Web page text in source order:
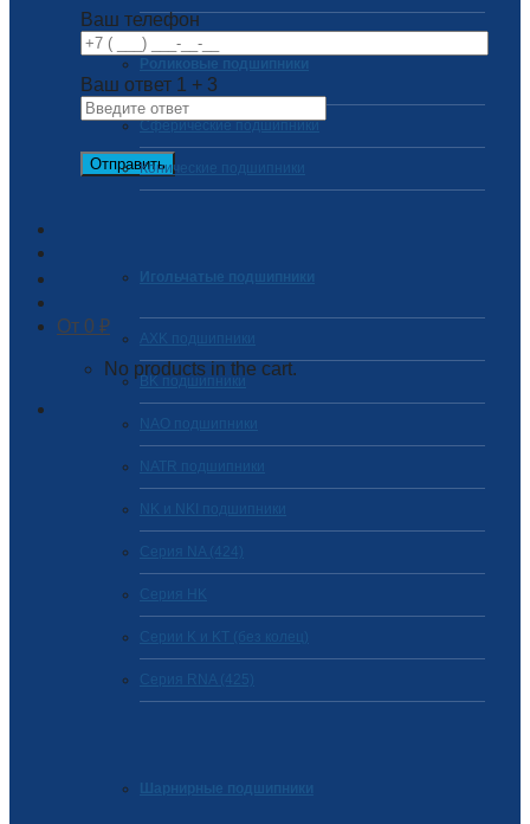
Ваш телефон
Ваш ответ 1 + 3
0 ₽
No products in the cart.
Роликовые подшипники
Сферические подшипники
Конические подшипники
Игольчатые подшипники
AXK подшипники
BK подшипники
NAO подшипники
NATR подшипники
NK и NKI подшипники
Серия NA (424)
Cерия HK
Серии K и KT (без колец)
Серия RNA (425)
Шарнирные подшипники